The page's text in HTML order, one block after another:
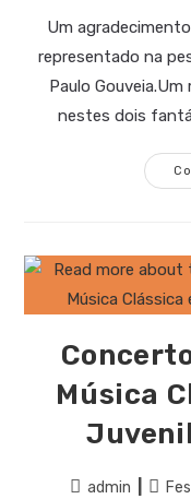
Um
representado na
Paulo
nestes dois
Música
admin